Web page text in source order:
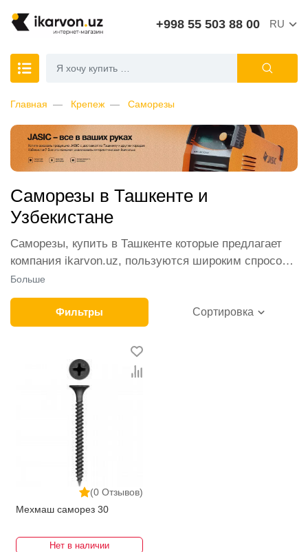
+998 55 503 88 00 RU
Главная Крепеж Саморезы
Саморезы в Ташкенте и
Узбекистане
Саморезы, купить в Ташкенте которые предлагает
компания ikarvon.uz, пользуются широким спросом
среди наших клиентов. Мы обеспечиваем лучшие
условия продажи этой категории товара. Саморезы
в интернет-магазине представлены ведущими
производителями и брендами, список которых
постоянно расширяется. Мы доставляем товар в
любом количестве по всей территории страны. Все
это дополняет лучшая по Узбекистану стоимость,
Саморезы от ikarvon.uz — это самый широкий
диапазон цен. Причем здесь представлена
оптимальная цена для каждой позиции из категории
Больше
Фильтры Сортировка
(0 Отзывов)
Мехмаш саморез 30
Нет в наличии